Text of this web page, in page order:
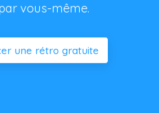
vous-même.
une rétro gratuite